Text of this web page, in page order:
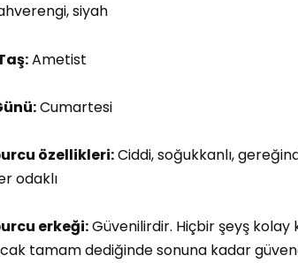
siyah
Ametist
Cumartesi
özellikleri:Ciddi, soğukkanlı,
odaklı
erkeği:Güvenilirdir. Hiçbir şeyş
tamam dediğinde sonuna kadar